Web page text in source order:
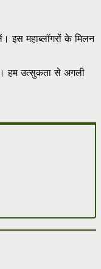
इस महाब्लॉगरों के मिलन
हम उत्सुकता से अगली